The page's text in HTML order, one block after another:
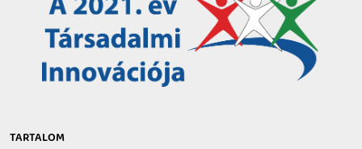
TARTALOM